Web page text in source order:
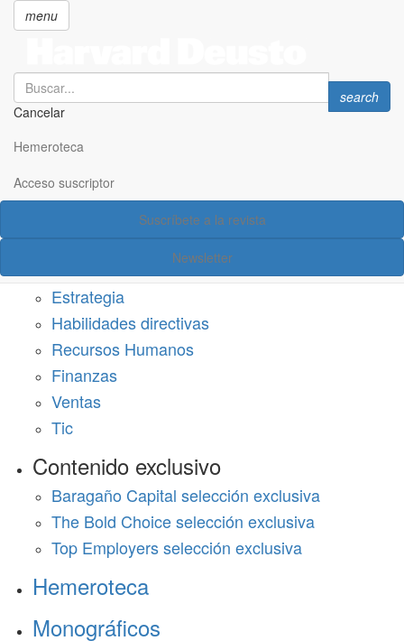
principal
menu
Search
Cancelar
Search
search
Hemeroteca
Acceso suscriptor
Suscríbete a la revista
Newsletter
Acceso suscriptor
Estrategia
Habilidades directivas
Recursos Humanos
Finanzas
Ventas
Tic
Contenido exclusivo
Baragaño Capital selección exclusiva
The Bold Choice selección exclusiva
Top Employers selección exclusiva
Hemeroteca
Monográficos